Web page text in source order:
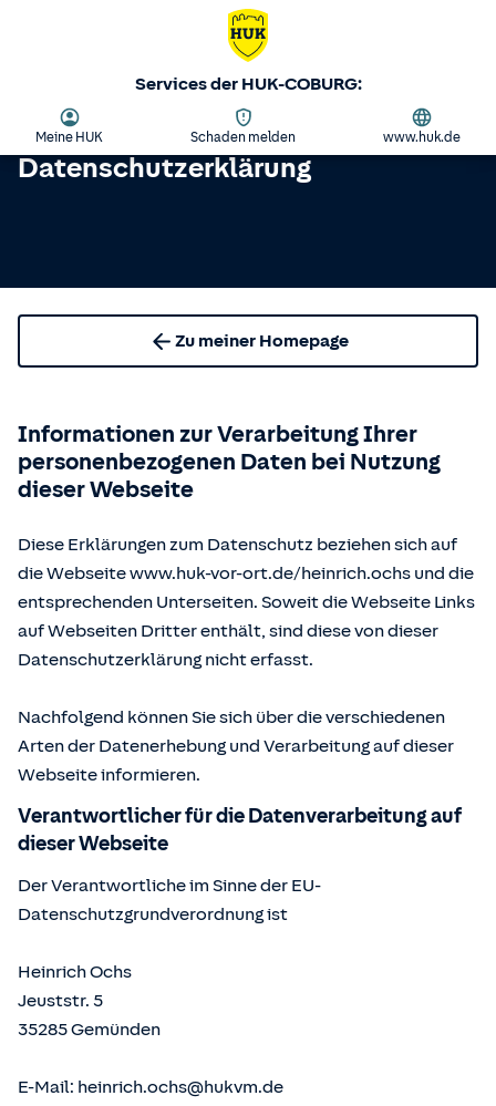
Services der HUK-COBURG:
Meine HUK Schaden melden www.huk.de
Datenschutzerklärung
Zu meiner Homepage
Informationen zur Verarbeitung Ihrer
personenbezogenen Daten bei Nutzung
dieser Webseite
Diese Erklärungen zum Datenschutz beziehen sich auf
die Webseite www.huk-vor-ort.de/heinrich.ochs und die
entsprechenden Unterseiten. Soweit die Webseite Links
auf Webseiten Dritter enthält, sind diese von dieser
Datenschutzerklärung nicht erfasst.
Nachfolgend können Sie sich über die verschiedenen
Arten der Datenerhebung und Verarbeitung auf dieser
Webseite informieren.
Verantwortlicher für die Datenverarbeitung auf
dieser Webseite
Der Verantwortliche im Sinne der EU-
Datenschutzgrundverordnung ist
Heinrich Ochs
Jeuststr. 5
35285Gemünden
E-Mail: heinrich.ochs@hukvm.de